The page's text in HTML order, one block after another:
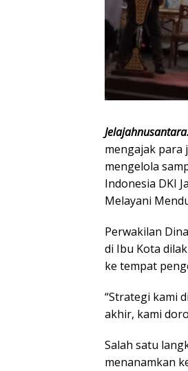
mengajak para
mengelola
Indonesia DKI
Melayani
Perwakilan
di Ibu Kota
ke tempat
“Strategi kami
akhir, kami
Salah satu
menanamkan